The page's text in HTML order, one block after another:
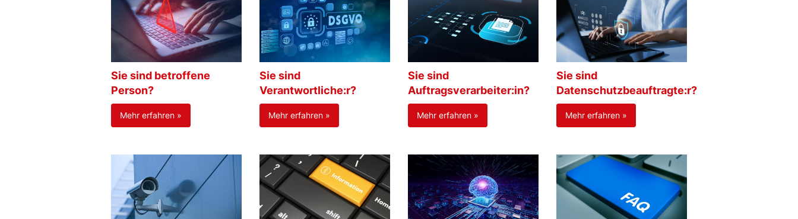
Sie sind betroffene
Person?
Mehr erfahren »
Sie sind
Verantwortliche:r?
Mehr erfahren »
Sie sind
Auftragsverarbeiter:in?
Mehr erfahren »
Sie sind
Datenschutzbeauftragte:r?
Mehr erfahren »